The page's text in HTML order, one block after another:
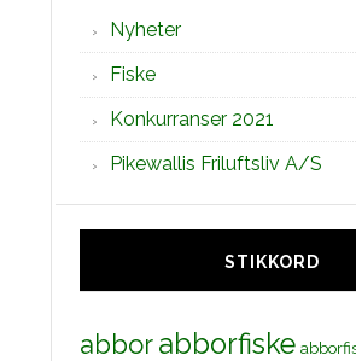
Nyheter
Fiske
Konkurranser 2021
Pikewallis Friluftsliv A/S
STIKKORD
abborabborfiske